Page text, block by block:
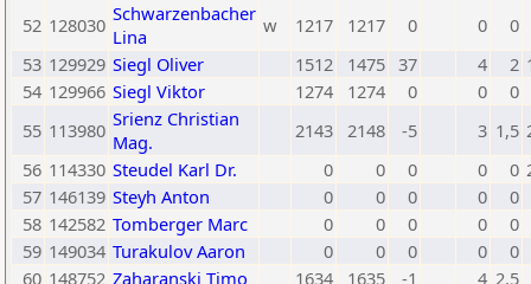
52 128030 Schwarzenbacher
Lina
w 1217 1217 0 0
0
53 129929 Siegl Oliver 1512 1475 37 4 2
54 129966 Siegl Viktor 1274 1274 0 0
0
55 113980 Srienz Christian
Mag.
2143 2148 -5 3 1,5
56 114330 Steudel Karl Dr. 0 0 0 0 0
57 146139 Steyh Anton 0 0 0 0
0
58 142582 Tomberger Marc 0 0 0 0
0
59 149034 Turakulov Aaron 0 0 0 0
0
60 148752 Zaharanski Timo 1634 1635 -1 4 2,5